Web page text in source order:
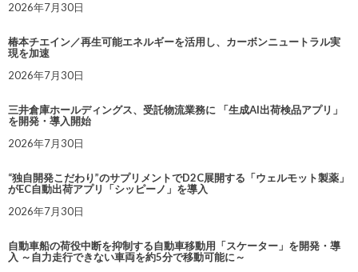
2026年7月30日
椿本チエイン／再生可能エネルギーを活用し、カーボンニュートラル実
現を加速
2026年7月30日
三井倉庫ホールディングス、受託物流業務に 「生成AI出荷検品アプリ」
を開発・導入開始
2026年7月30日
“独自開発こだわり”のサプリメントでD2C展開する「ウェルモット製薬」
がEC自動出荷アプリ「シッピーノ」を導入
2026年7月30日
自動車船の荷役中断を抑制する自動車移動用「スケーター」を開発・導
入 ～自力走行できない車両を約5分で移動可能に～